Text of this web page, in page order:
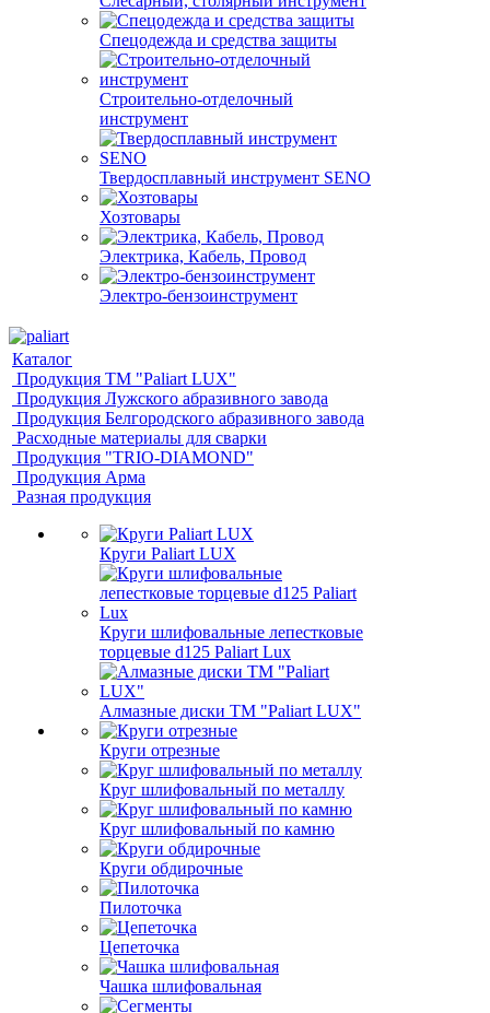
Спецодежда и средства защиты
Строительно-отделочный
инструмент
Твердосплавный инструмент SENO
Хозтовары
Электрика, Кабель, Провод
Электро-бензоинструмент
Каталог
Продукция ТМ "Paliart LUX"
Продукция Лужского абразивного завода
Продукция Белгородского абразивного завода
Расходные материалы для сварки
Продукция "TRIO-DIAMOND"
Продукция Арма
Разная продукция
Круги Paliart LUX
Круги шлифовальные лепестковые
торцевые d125 Paliart Lux
Алмазные диски ТМ "Paliart LUX"
Круги отрезные
Круг шлифовальный по металлу
Круг шлифовальный по камню
Круги обдирочные
Пилоточка
Цепеточка
Чашка шлифовальная